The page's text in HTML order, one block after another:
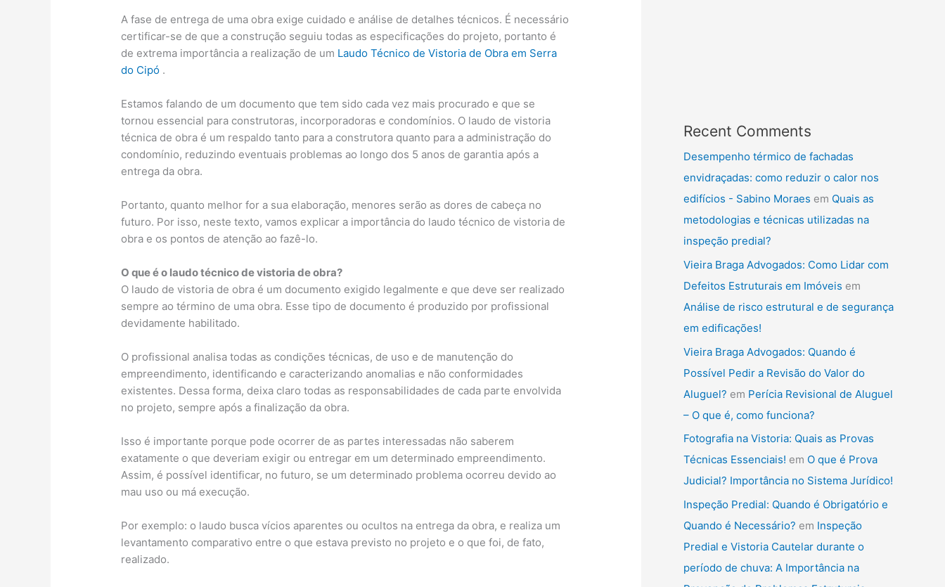
A fase de entrega de uma obra exige cuidado e análise de detalhes técnicos. É necessário
certificar-se de que a construção seguiu todas as especificações do projeto, portanto é
de extrema importância a realização de um Laudo Técnico de Vistoria de Obra em Serra
do Cipó .
Estamos falando de um documento que tem sido cada vez mais procurado e que se
tornou essencial para construtoras, incorporadoras e condomínios. O laudo de vistoria
técnica de obra é um respaldo tanto para a construtora quanto para a administração do
condomínio, reduzindo eventuais problemas ao longo dos 5 anos de garantia após a
entrega da obra.
Portanto, quanto melhor for a sua elaboração, menores serão as dores de cabeça no
futuro. Por isso, neste texto, vamos explicar a importância do laudo técnico de vistoria de
obra e os pontos de atenção ao fazê-lo.
O que é o laudo técnico de vistoria de obra?
O laudo de vistoria de obra é um documento exigido legalmente e que deve ser realizado
sempre ao término de uma obra. Esse tipo de documento é produzido por profissional
devidamente habilitado.
O profissional analisa todas as condições técnicas, de uso e de manutenção do
empreendimento, identificando e caracterizando anomalias e não conformidades
existentes. Dessa forma, deixa claro todas as responsabilidades de cada parte envolvida
no projeto, sempre após a finalização da obra.
Isso é importante porque pode ocorrer de as partes interessadas não saberem
exatamente o que deveriam exigir ou entregar em um determinado empreendimento.
Assim, é possível identificar, no futuro, se um determinado problema ocorreu devido ao
mau uso ou má execução.
Por exemplo: o laudo busca vícios aparentes ou ocultos na entrega da obra, e realiza um
levantamento comparativo entre o que estava previsto no projeto e o que foi, de fato,
realizado.
Recent Comments
Desempenho térmico de fachadas
envidraçadas: como reduzir o calor nos
edifícios - Sabino Moraes em Quais as
metodologias e técnicas utilizadas na
inspeção predial?
Vieira Braga Advogados: Como Lidar com
Defeitos Estruturais em Imóveis em
Análise de risco estrutural e de segurança
em edificações!
Vieira Braga Advogados: Quando é
Possível Pedir a Revisão do Valor do
Aluguel? em Perícia Revisional de Aluguel
– O que é, como funciona?
Fotografia na Vistoria: Quais as Provas
Técnicas Essenciais! em O que é Prova
Judicial? Importância no Sistema Jurídico!
Inspeção Predial: Quando é Obrigatório e
Quando é Necessário? em Inspeção
Predial e Vistoria Cautelar durante o
período de chuva: A Importância na